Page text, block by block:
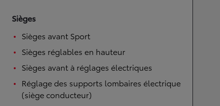
Sièges
Sièges avant Sport
Sièges réglables en hauteur
Sièges avant à réglages électriques
Réglage des supports lombaires électrique
(siège conducteur)